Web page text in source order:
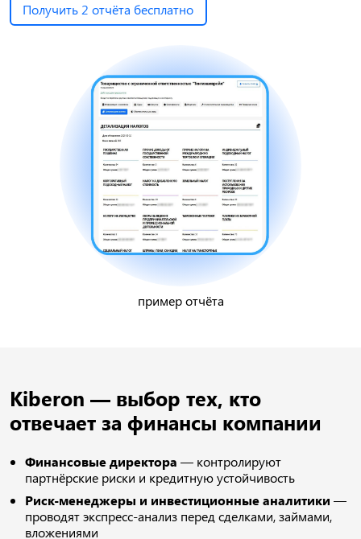
Получить 2 отчёта бесплатно
пример отчёта
Kiberon — выбор тех, кто
отвечает за финансы компании
Финансовые директора — контролируют
партнёрские риски и кредитную устойчивость
Риск-менеджеры и инвестиционные аналитики —
проводят экспресс-анализ перед сделками, займами,
вложениями